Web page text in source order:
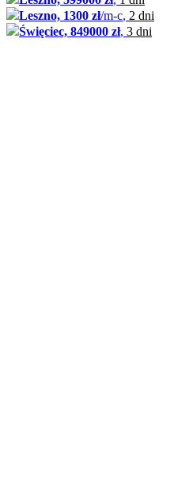
Leszno, 1300 zł/m-c, 2 dni
Święciec, 849000 zł, 3 dni